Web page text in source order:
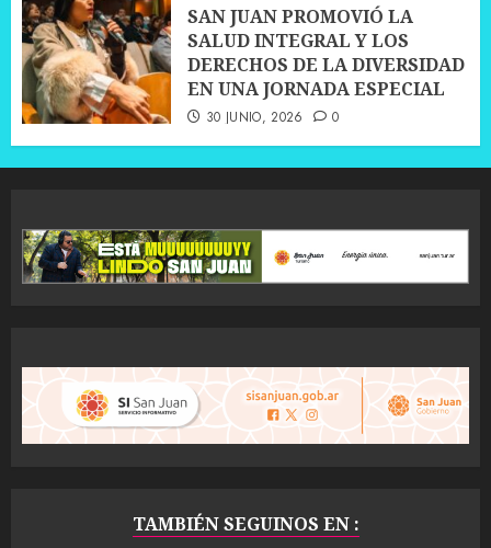
SAN JUAN PROMOVIÓ LA
SALUD INTEGRAL Y LOS
DERECHOS DE LA DIVERSIDAD
EN UNA JORNADA ESPECIAL
30 JUNIO, 2026 0
TAMBIÉN SEGUINOS EN :